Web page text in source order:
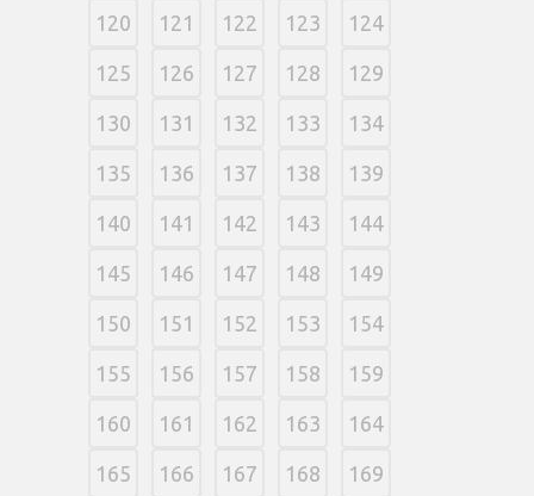
120 121 122 123 124
125 126 127 128 129
130 131 132 133 134
135 136 137 138 139
140 141 142 143 144
145 146 147 148 149
150 151 152 153 154
155 156 157 158 159
160 161 162 163 164
165 166 167 168 169